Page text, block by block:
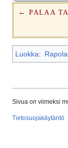
← PALAA
Luokka:
Sivua on viimeksi
Tietosuojakäytäntö